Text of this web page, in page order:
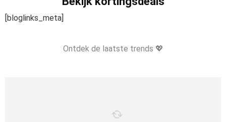
[bloglinks_meta]
Ontdek de laatste trends 💖